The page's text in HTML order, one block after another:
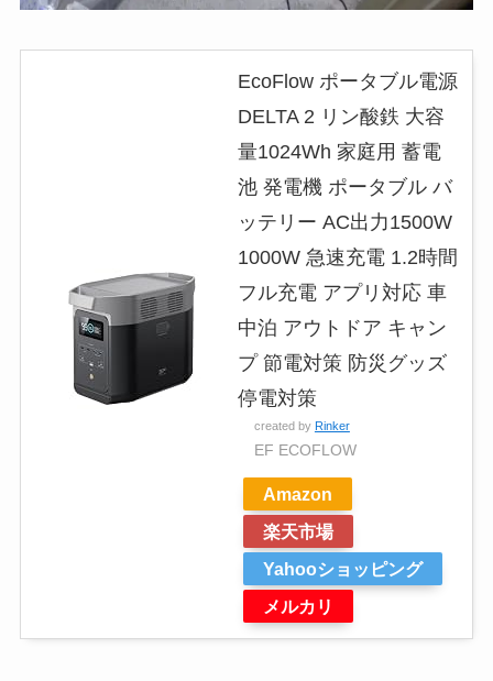
EcoFlow ポータブル電源
DELTA 2 リン酸鉄 大容
量1024Wh 家庭用 蓄電
池 発電機 ポータブル バ
ッテリー AC出力1500W
1000W 急速充電 1.2時間
フル充電 アプリ対応 車
中泊 アウトドア キャン
プ 節電対策 防災グッズ
停電対策
created by Rinker
EF ECOFLOW
Amazon
楽天市場
Yahooショッピング
メルカリ